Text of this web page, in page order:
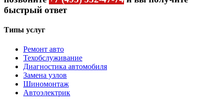
быстрый ответ
Типы услуг
Ремонт авто
Техобслуживание
Диагностика автомобиля
Замена узлов
Шиномонтаж
Автоэлектрик